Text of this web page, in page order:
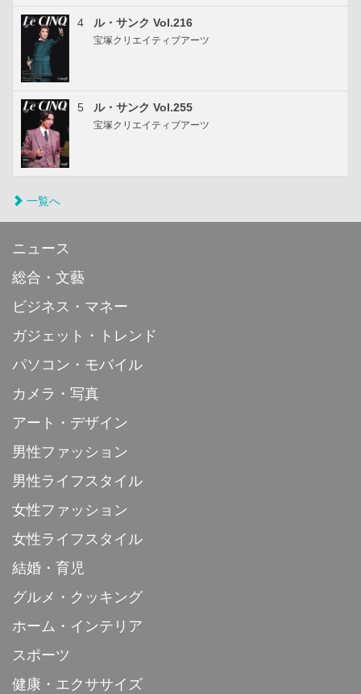
4 ル・サンク Vol.216
宝塚クリエイティブアーツ
5 ル・サンク Vol.255
宝塚クリエイティブアーツ
一覧へ
ニュース
総合・文藝
ビジネス・マネー
ガジェット・トレンド
パソコン・モバイル
カメラ・写真
アート・デザイン
男性ファッション
男性ライフスタイル
女性ファッション
女性ライフスタイル
結婚・育児
グルメ・クッキング
ホーム・インテリア
スポーツ
健康・エクササイズ